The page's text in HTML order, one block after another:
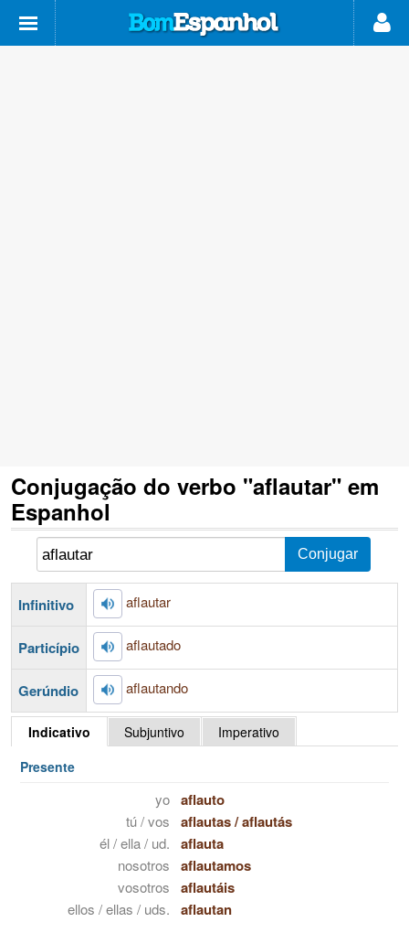
Conjugação do verbo "aflautar" em
Espanhol
Infinitivo aflautar
Particípio aflautado
Gerúndio aflautando
Indicativo Subjuntivo
Imperativo
Presente
yo aflauto
tú / vos aflautas/aflautás
él / ella / ud. aflauta
nosotros aflautamos
vosotros aflautáis
ellos / ellas / uds. aflautan